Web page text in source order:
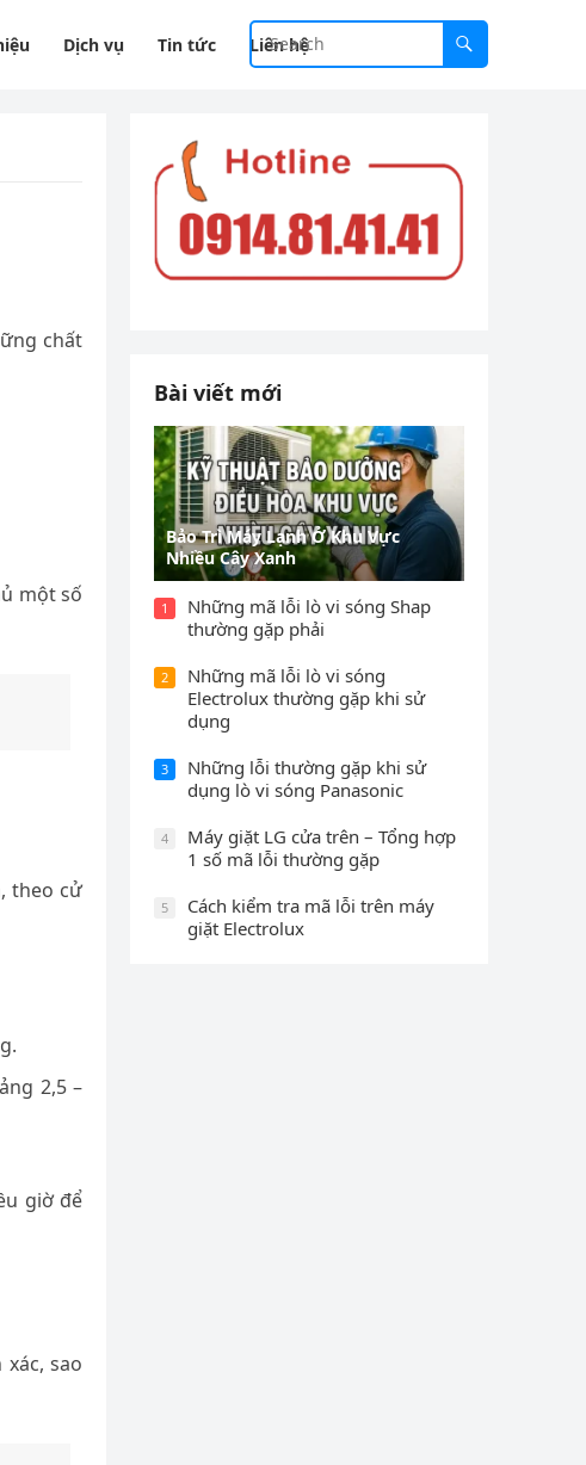
Dịch vụ Tin tức Liên hệ
chất
một số
theo cử
2,5 –
giờ để
sao
Bài viết mới
Bảo Trì Máy Lạnh Ở Khu Vực
Nhiều Cây Xanh
1
Những mã lỗi lò vi sóng Shap
thường gặp phải
2
Những mã lỗi lò vi sóng
Electrolux thường gặp khi sử
dụng
3
Những lỗi thường gặp khi sử
dụng lò vi sóng Panasonic
4
Máy giặt LG cửa trên – Tổng hợp
1 số mã lỗi thường gặp
5
Cách kiểm tra mã lỗi trên máy
giặt Electrolux